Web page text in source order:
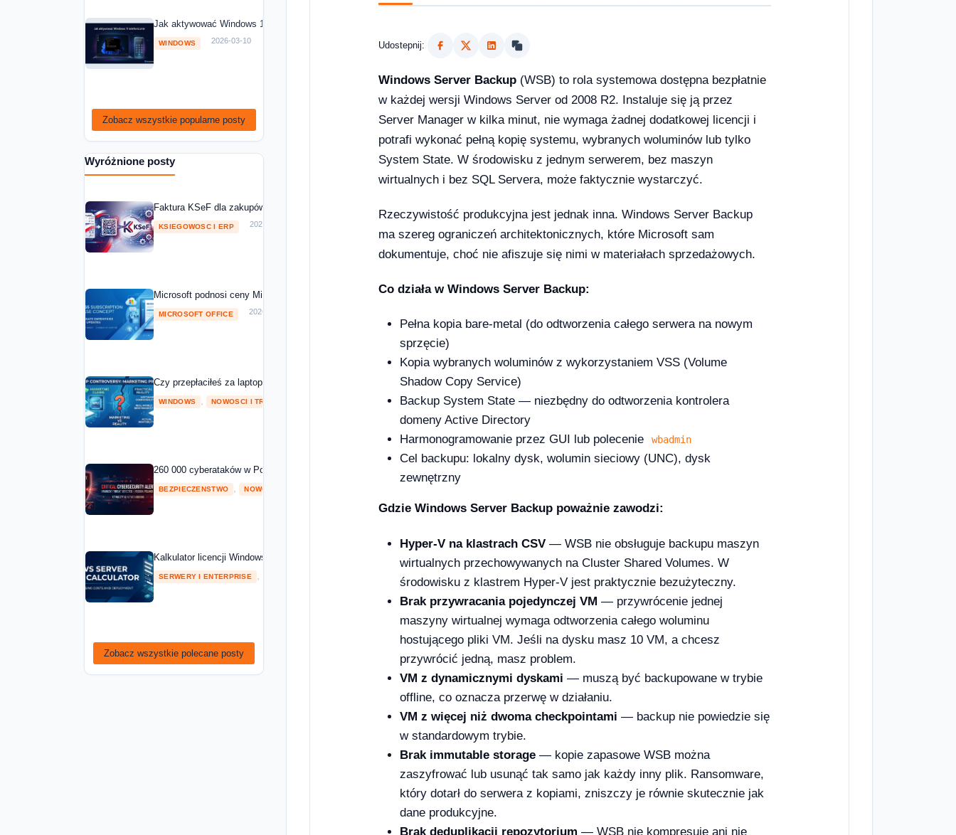
Jak aktywować Windows 11 telefonicznie — aktywacja przez telefon krok po kroku [2026]
WINDOWS 2026-03-10
Zobacz wszystkie popularne posty
Wyróżnione posty
Faktura KSeF dla zakupów Microsoft 2026 — co musi wiedzieć dział IT i księgowość
KSIEGOWOSC I ERP 2026-05-01
Microsoft podnosi ceny Microsoft 365 o 13-33% od lipca 2026 — co to oznacza dla Twojej firmy?
MICROSOFT OFFICE 2026-04-08
Czy przepłaciłeś za laptopa z NPU? Microsoft zmienił reguły — producenci i użytkownicy na lodzie
WINDOWS NOWOSCI I TRENDY
260 000 cyberataków w Polsce w 2025 roku — a 71% małych firm wciąż twierdzi, że to ich nie dotyczy
BEZPIECZENSTWO NOWOSCI I TRENDY
Kalkulator licencji Windows Server — oblicz ile potrzebujesz [2026]
SERWERY I ENTERPRISE
Zobacz wszystkie polecane posty
Udostepnij:
Windows Server Backup (WSB) to rola systemowa dostępna bezpłatnie
w każdej wersji Windows Server od 2008 R2. Instaluje się ją przez
Server Manager w kilka minut, nie wymaga żadnej dodatkowej licencji i
potrafi wykonać pełną kopię systemu, wybranych woluminów lub tylko
System State. W środowisku z jednym serwerem, bez maszyn
wirtualnych i bez SQL Servera, może faktycznie wystarczyć.
Rzeczywistość produkcyjna jest jednak inna. Windows Server Backup
ma szereg ograniczeń architektonicznych, które Microsoft sam
dokumentuje, choć nie afiszuje się nimi w materiałach sprzedażowych.
Co działa w Windows Server Backup:
Pełna kopia bare-metal (do odtworzenia całego serwera na nowym
sprzęcie)
Kopia wybranych woluminów z wykorzystaniem VSS (Volume
Shadow Copy Service)
Backup System State — niezbędny do odtworzenia kontrolera
domeny Active Directory
Harmonogramowanie przez GUI lub polecenie
wbadmin
Cel backupu: lokalny dysk, wolumin sieciowy (UNC), dysk
zewnętrzny
Gdzie Windows Server Backup poważnie zawodzi:
Hyper-V na klastrach CSV — WSB nie obsługuje backupu maszyn
wirtualnych przechowywanych na Cluster Shared Volumes. W
środowisku z klastrem Hyper-V jest praktycznie bezużyteczny.
Brak przywracania pojedynczej VM — przywrócenie jednej
maszyny wirtualnej wymaga odtworzenia całego woluminu
hostującego pliki VM. Jeśli na dysku masz 10 VM, a chcesz
przywrócić jedną, masz problem.
VM z dynamicznymi dyskami — muszą być backupowane w trybie
offline, co oznacza przerwę w działaniu.
VM z więcej niż dwoma checkpointami — backup nie powiedzie się
w standardowym trybie.
Brak immutable storage — kopie zapasowe WSB można
zaszyfrować lub usunąć tak samo jak każdy inny plik. Ransomware,
który dotarł do serwera z kopiami, zniszczy je równie skutecznie jak
dane produkcyjne.
Brak deduplikacji repozytorium — WSB nie kompresuje ani nie